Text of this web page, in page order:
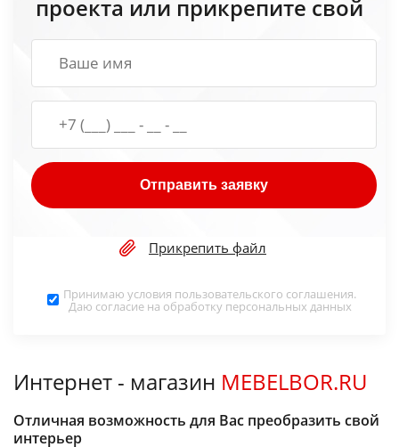
проекта или прикрепите свой
Отправить заявку
Прикрепить файл
Принимаю условия пользовательского соглашения.
Даю согласие на обработку персональных данных
Интернет - магазин MEBELBOR.RU
Отличная возможность для Вас преобразить свой
интерьер